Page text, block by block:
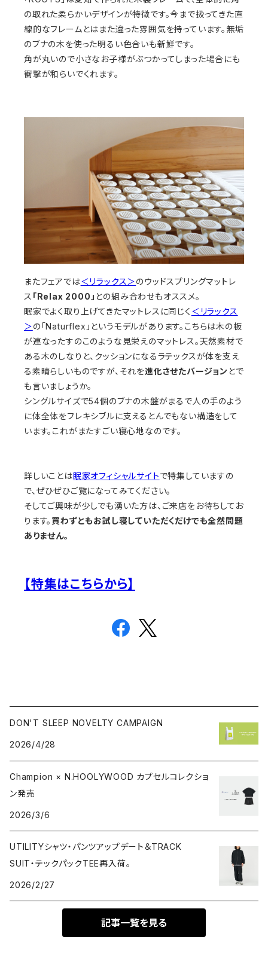
の取れた柔らかいデザインが特徴です。今まで扱ってきた直
線的なフレームとはまた違った雰囲気を持っています。無垢
のブナの木を使った明るい色合いも新鮮です。
角が丸いので小さなお子様がぶつかってしまった場合にも
衝撃が和らいでくれます。
またフェアでは＜リラックス＞のウッドスプリングマットレ
ス 「Relax 2000」 との組み合わせもオススメ。
眠家でよく取り上げてきたマットレスに同じく ＜リラックス
＞の「Naturflex」というモデルがあります。こちらは木の板
が連なったすのこのような見栄えのマットレス。天然素材で
ある木のしなりと、クッションになるラテックスが体を支え
る素晴らしいものですが、それを進化させたバージョン とで
も言いましょうか。
シングルサイズで54個のブナの木盤がまるで人の手のよう
に体全体をフレキシブルに支えるとんでもない構造をして
います。これがまたすごい寝心地なのです。
詳しいことは眠家オフィシャルサイトで特集していますの
で、ぜひぜひご覧になってみてください。
そしてご興味が少しでも湧いた方は、ご来店をお待ちしてお
ります。 買わずともお試し寝していただくだけでも全然問題
ありません。
【特集はこちらから】
DON'T SLEEP NOVELTY CAMPAIGN
2026/4/28
Champion × N.HOOLYWOOD カプセルコレクショ
ン発売
2026/3/6
UTILITYシャツ・パンツアップデート＆TRACK
SUIT・テックパックTEE再入荷。
2026/2/27
記事一覧を見る